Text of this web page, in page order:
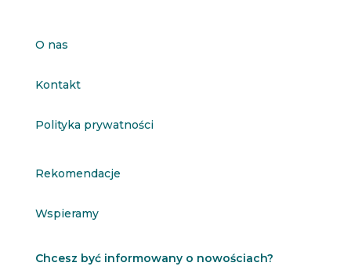
O nas
Kontakt
Polityka prywatności
Rekomendacje
Wspieramy
Chcesz być informowany o nowościach?